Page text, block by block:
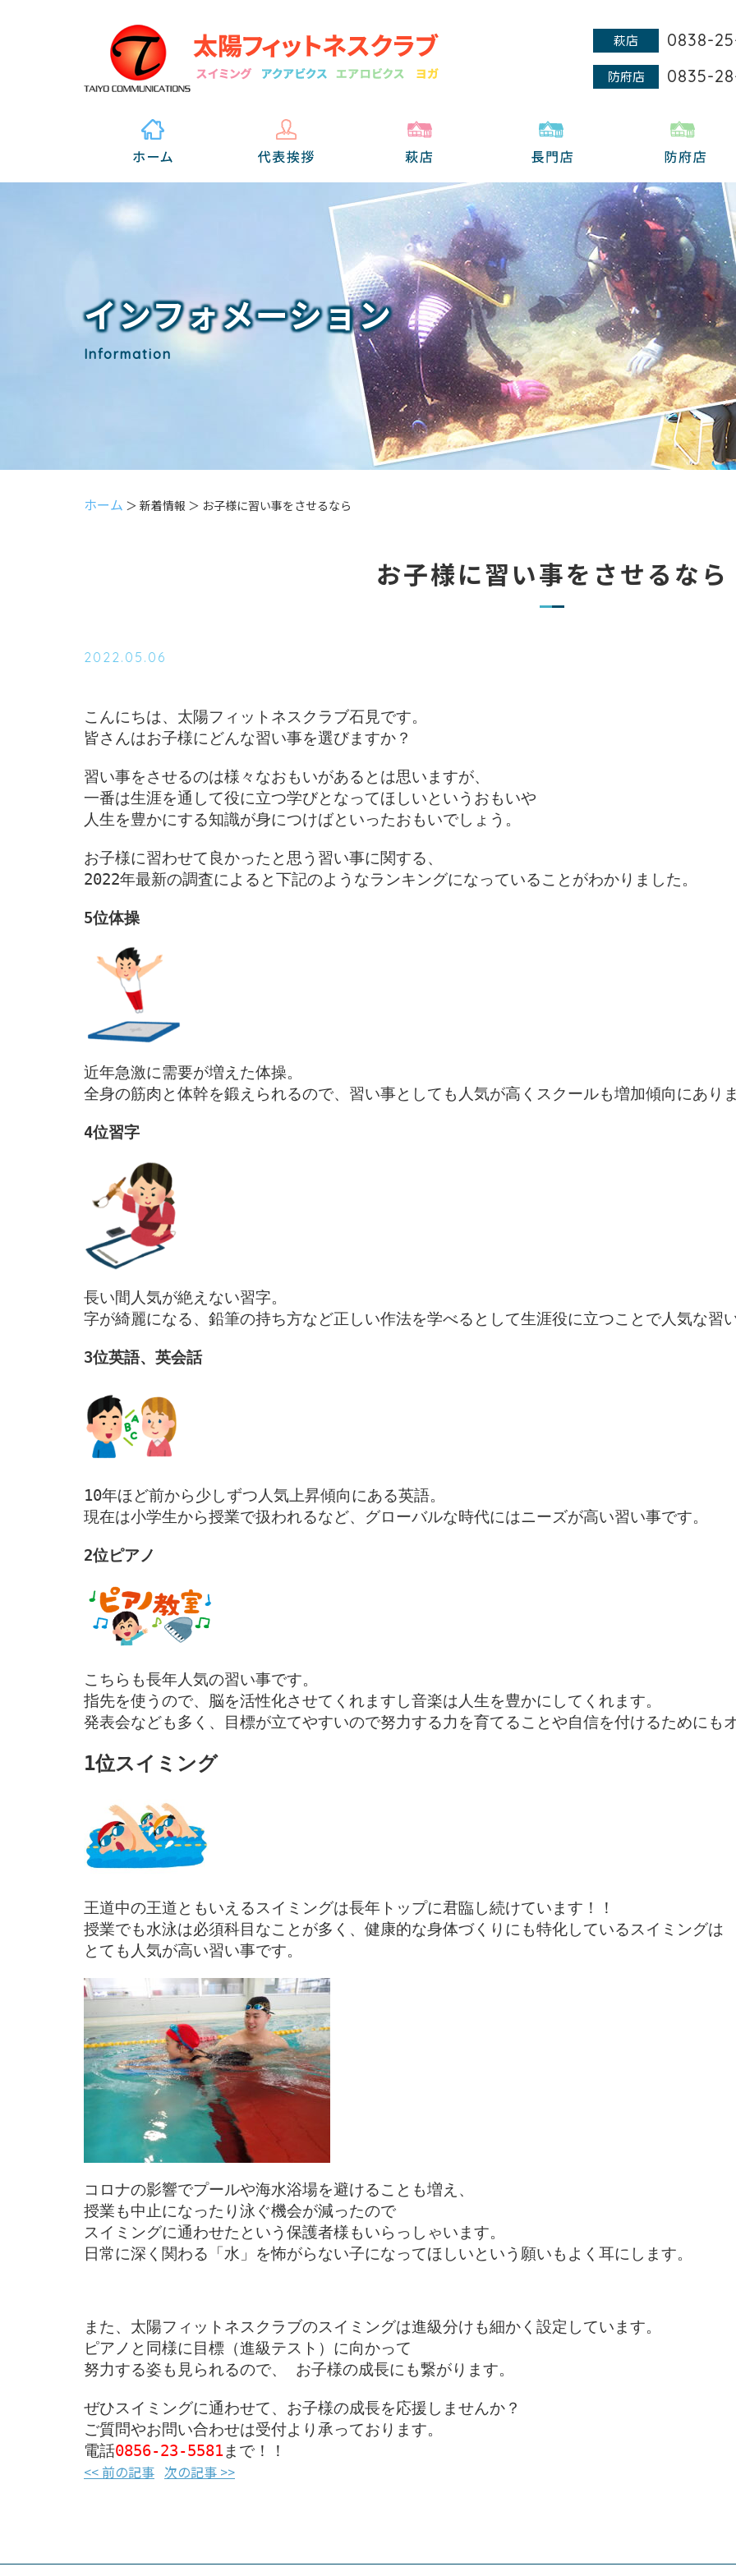
萩店 0838-
防府店 0835-
インフォメーション
Information
ホーム ＞ 新着情報 ＞ お子様に習い事をさせるなら
お子様に習い事をさせるなら
2022.05.06
こんにちは、太陽フィットネスクラブ石見です。
皆さんはお子様にどんな習い事を選びますか？
習い事をさせるのは様々なおもいがあるとは思いますが、
一番は生涯を通して役に立つ学びとなってほしいというおもいや
人生を豊かにする知識が身につけばといったおもいでしょう。
お子様に習わせて良かったと思う習い事に関する、
2022年最新の調査によると下記のようなランキングになっていることがわかりました。
近年急激に需要が増えた体操。
全身の筋肉と体幹を鍛えられるので、習い事としても人気が高くスクールも増加傾向にあり
長い間人気が絶えない習字。
字が綺麗になる、鉛筆の持ち方など正しい作法を学べるとして生涯役に立つことで人気な習
10年ほど前から少しずつ人気上昇傾向にある英語。
現在は小学生から授業で扱われるなど、グローバルな時代にはニーズが高い習い事です。
こちらも長年人気の習い事です。
指先を使うので、脳を活性化させてくれますし音楽は人生を豊かにしてくれます。
発表会なども多く、目標が立てやすいので努力する力を育てることや自信を付けるためにも
王道中の王道ともいえるスイミングは長年トップに君臨し続けています！！
授業でも水泳は必須科目なことが多く、健康的な身体づくりにも特化しているスイミングは
コロナの影響でプールや海水浴場を避けることも増え、
授業も中止になったり泳ぐ機会が減ったので
スイミングに通わせたという保護者様もいらっしゃいます。
日常に深く関わる「水」を怖がらない子になってほしいという願いもよく耳にします。
また、太陽フィットネスクラブのスイミングは進級分けも細かく設定しています。
ピアノと同様に目標（進級テスト）に向かって
努力する姿も見られるので、 お子様の成長にも繋がります。
ぜひスイミングに通わせて、お子様の成長を応援しませんか？
ご質問やお問い合わせは受付より承っております。
電話0856-23-5581まで！！
<< 前の記事 次の記事 >>